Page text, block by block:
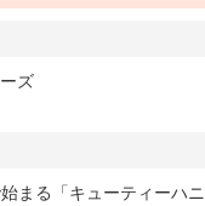
ズ
まる「キューティーハニ